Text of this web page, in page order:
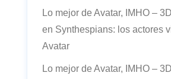
Lo mejor de Avatar, IMHO –
en Synthespians: los actores
Avatar
Lo mejor de Avatar, IMHO –